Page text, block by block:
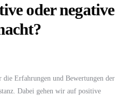
oder negative
Erfahrungen und Bewertungen der
Dabei gehen wir auf positive